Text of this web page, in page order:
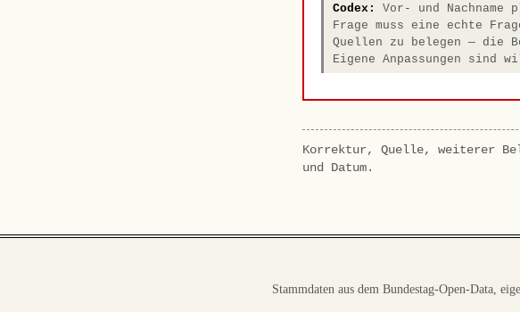
Codex:
Vor- und
Frage muss eine echte
Quellen zu belegen — die
Eigene Anpassungen sind
Korrektur, Quelle, weiterer
und Datum.
Stammdaten aus dem Bundestag-Open-Data,